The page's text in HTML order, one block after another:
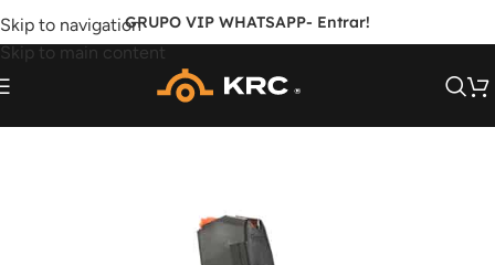
Skip to navigation
Skip to main content
GRUPO VIP WHATSAPP- Entrar!